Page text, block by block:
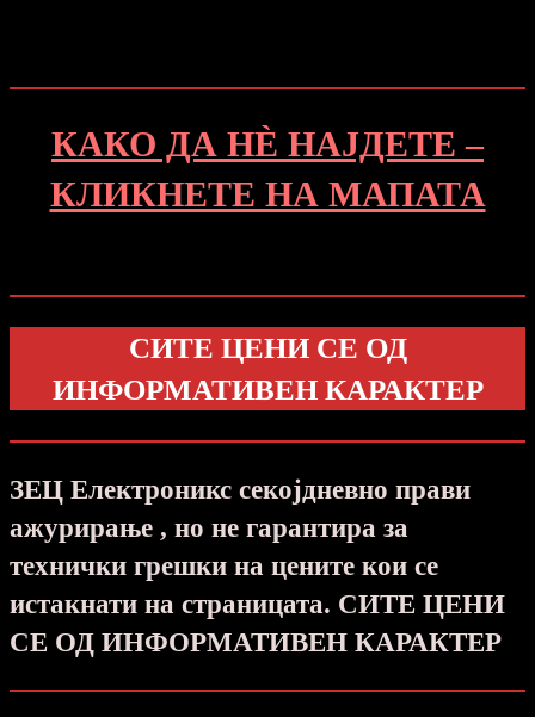
КАКО ДА НЀ НАЈДЕТЕ –
КЛИКНЕТЕ НА МАПАТА
СИТЕ ЦЕНИ СЕ ОД
ИНФОРМАТИВЕН КАРАКТЕР
ЗЕЦ Електроникс секојдневно прави
ажурирање , но не гарантира за
технички грешки на цените кои се
истакнати на страницата. СИТЕ ЦЕНИ
СЕ ОД ИНФОРМАТИВЕН КАРАКТЕР